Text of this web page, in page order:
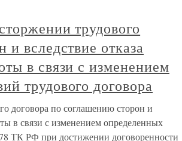
трудового
вследствие отказа
в связи с изменением
трудового договора
договора по соглашению сторон и
в связи с изменением определенных
ТК РФ при достижении договоренности